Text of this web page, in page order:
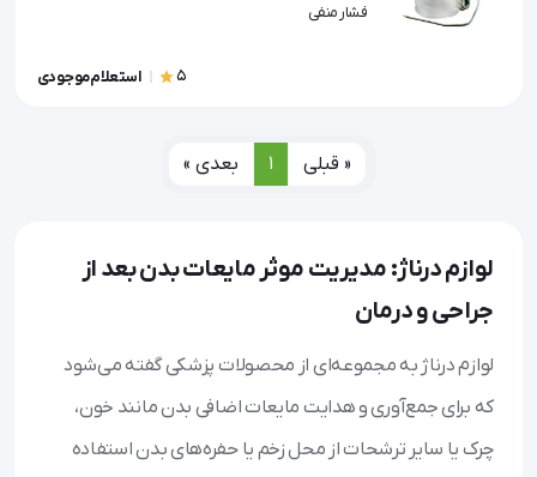
فشار منفی
5 استعلام موجودی
« قبلی 1 بعدی »
لوازم درناژ: مدیریت موثر مایعات بدن بعد از
جراحی و درمان
لوازم درناژ به مجموعه‌ای از محصولات پزشکی گفته می‌شود
که برای جمع‌آوری و هدایت مایعات اضافی بدن مانند خون،
چرک یا سایر ترشحات از محل زخم یا حفره‌های بدن استفاده